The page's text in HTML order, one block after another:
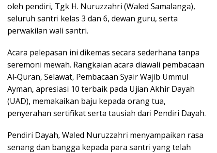
oleh pendiri, Tgk H. Nuruzzahri (Waled Samalanga),
seluruh santri kelas 3 dan 6, dewan guru, serta
perwakilan wali santri.
Acara pelepasan ini dikemas secara sederhana tanpa
seremoni mewah. Rangkaian acara diawali pembacaan
Al-Quran, Selawat, Pembacaan Syair Wajib Ummul
Ayman, apresiasi 10 terbaik pada Ujian Akhir Dayah
(UAD), memakaikan baju kepada orang tua,
penyerahan sertifikat serta tausiah dari Pendiri Dayah.
Pendiri Dayah, Waled Nuruzzahri menyampaikan rasa
senang dan bangga kepada para santri yang telah